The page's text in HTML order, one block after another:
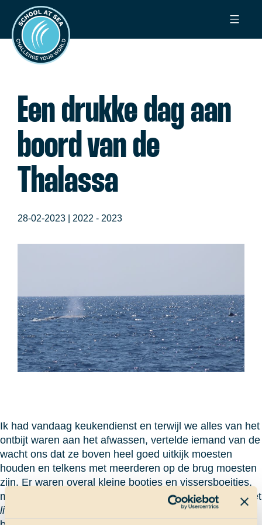
naar
inhoud
School
at
Sea
Een drukke dag aan
boord van de
Thalassa
28-02-2023 | 2022 - 2023
Ik had vandaag keukendienst en terwijl we alles van het
ontbijt waren aan het afwassen, vertelde iemand van de
wacht ons dat ze boven heel goed uitkijk moesten
houden en telkens met meerderen op de brug moesten
zijn. Er waren overal kleine bootjes en vissersboeitjes,
maar in de buurt was ook de US Coast Guard bezig met
live gun exercises
. Blijkbaar waren zij ook een beetje